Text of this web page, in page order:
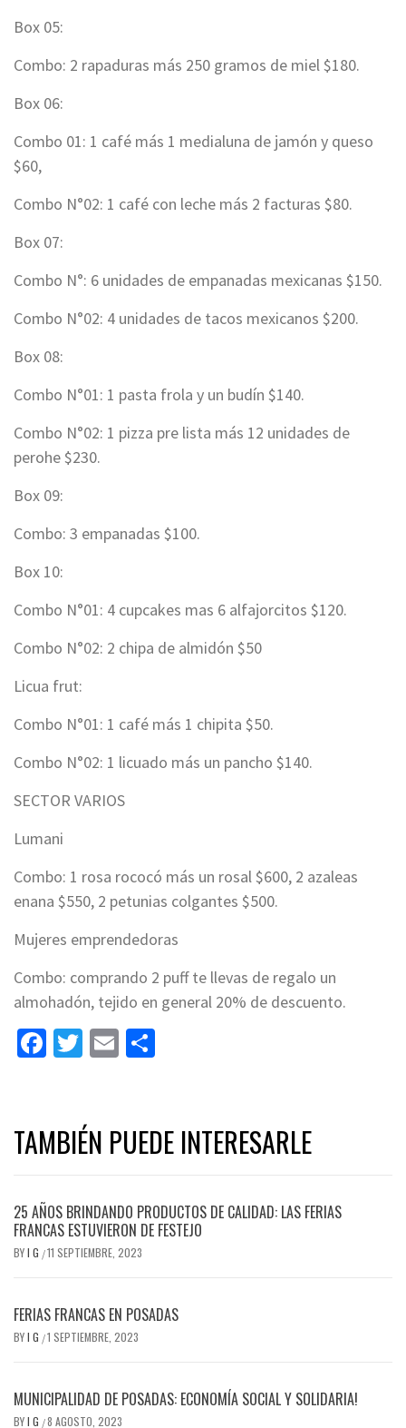
Box 05:
Combo: 2 rapaduras más 250 gramos de miel $180.
Box 06:
Combo 01: 1 café más 1 medialuna de jamón y queso
$60,
Combo N°02: 1 café con leche más 2 facturas $80.
Box 07:
Combo N°: 6 unidades de empanadas mexicanas $150.
Combo N°02: 4 unidades de tacos mexicanos $200.
Box 08:
Combo N°01: 1 pasta frola y un budín $140.
Combo N°02: 1 pizza pre lista más 12 unidades de
perohe $230.
Box 09:
Combo: 3 empanadas $100.
Box 10:
Combo N°01: 4 cupcakes mas 6 alfajorcitos $120.
Combo N°02: 2 chipa de almidón $50
Licua frut:
Combo N°01: 1 café más 1 chipita $50.
Combo N°02: 1 licuado más un pancho $140.
SECTOR VARIOS
Lumani
Combo: 1 rosa rococó más un rosal $600, 2 azaleas
enana $550, 2 petunias colgantes $500.
Mujeres emprendedoras
Combo: comprando 2 puff te llevas de regalo un
almohadón, tejido en general 20% de descuento.
Facebook
Twitter
Email
TAMBIÉN PUEDE INTERESARLE
25 AÑOS BRINDANDO PRODUCTOS DE CALIDAD: LAS FERIAS
FRANCAS ESTUVIERON DE FESTEJO
BYI G /11 SEPTIEMBRE, 2023
FERIAS FRANCAS EN POSADAS
BYI G /1 SEPTIEMBRE, 2023
MUNICIPALIDAD DE POSADAS: ECONOMÍA SOCIAL Y SOLIDARIA!
BYI G /8 AGOSTO, 2023